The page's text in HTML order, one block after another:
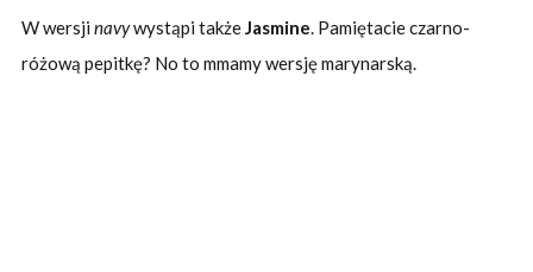
W wersji navywystąpi takżeJasmine. Pamiętacie czarno-
różową pepitkę? No to mmamy wersję marynarską.